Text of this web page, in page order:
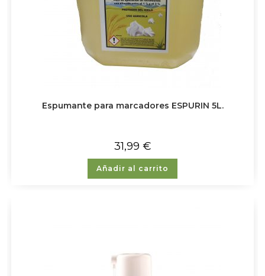
Espumante para marcadores ESPURIN 5L.
31,99 €
Añadir al carrito